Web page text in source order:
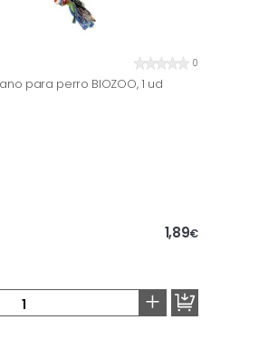
0
para perro BIOZOO, 1 ud
1,89€
+